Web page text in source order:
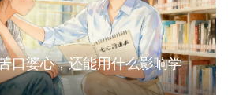
口婆心，还能用什么影响学